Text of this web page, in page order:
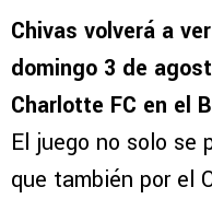
Chivas volverá a
domingo 3 de
Charlotte FC en el
El juego no solo se
que también por el